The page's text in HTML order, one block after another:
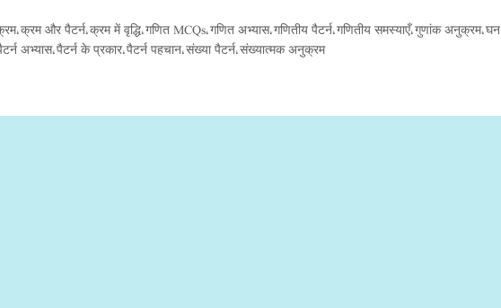
, क्रम और पैटर्न, क्रम में वृद्धि, गणित MCQs, गणित अभ्यास, गणितीय पैटर्न, गणितीय समस्याएँ, गुणांक अनुक्रम, घन
अभ्यास, पैटर्न के प्रकार, पैटर्न पहचान, संख्या पैटर्न, संख्यात्मक अनुक्रम